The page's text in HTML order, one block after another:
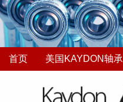
首页 美国KAYDON轴承